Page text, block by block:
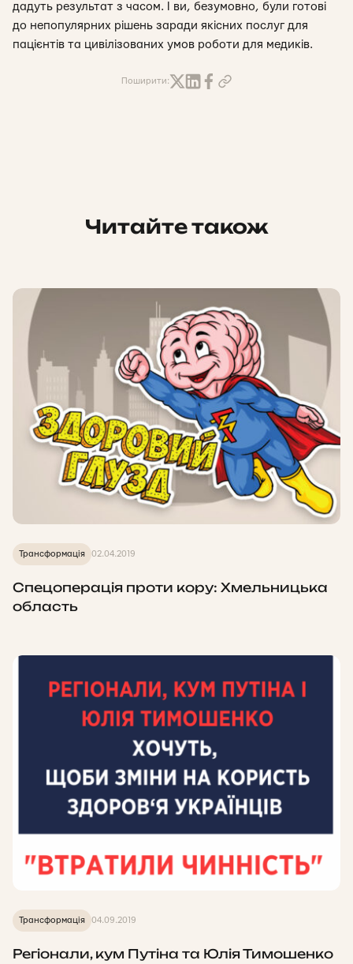
дадуть результат з часом. І ви, безумовно, були готові
до непопулярних рішень заради якісних послуг для
пацієнтів та цивілізованих умов роботи для медиків.
Поширити:
Читайте також
Трансформація 02.04.2019
Спецоперація проти кору: Хмельницька
область
Трансформація 04.09.2019
Регіонали, кум Путіна та Юлія Тимошенко